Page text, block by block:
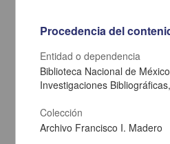
Carta de Cesáreo Ortiz Bravo a
Ortiz Bravo, Cesáreo
Multidisciplina
Procedencia del
Entidad o dependencia
Biblioteca Nacional de
Investigaciones
Colección
Archivo Francisco I. Madero